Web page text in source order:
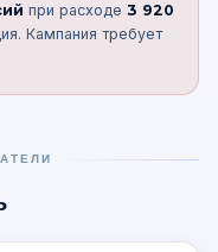
при расходе 3 920
Кампания требует